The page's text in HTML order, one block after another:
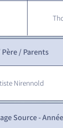
Père / Parents
Nirennold
Source -